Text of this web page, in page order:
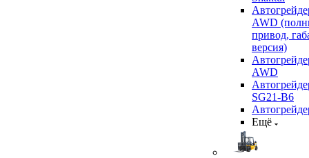
AWD
привод,
версия)
AWD
SG21-B6
Ещё